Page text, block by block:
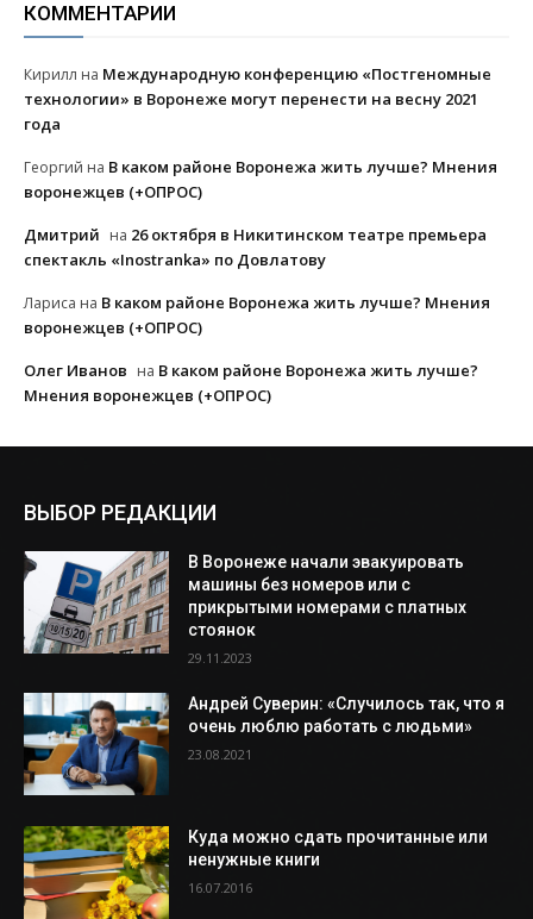
КОММЕНТАРИИ
Кирилл на Международную конференцию «Постгеномные
технологии» в Воронеже могут перенести на весну 2021
года
Георгий на В каком районе Воронежа жить лучше? Мнения
воронежцев (+ОПРОС)
Дмитрий на 26 октября в Никитинском театре премьера
спектакль «Inostranka» по Довлатову
Лариса на В каком районе Воронежа жить лучше? Мнения
воронежцев (+ОПРОС)
Олег Иванов на В каком районе Воронежа жить лучше?
Мнения воронежцев (+ОПРОС)
ВЫБОР РЕДАКЦИИ
В Воронеже начали эвакуировать
машины без номеров или с
прикрытыми номерами с платных
стоянок
29.11.2023
Андрей Суверин: «Случилось так, что я
очень люблю работать с людьми»
23.08.2021
Куда можно сдать прочитанные или
ненужные книги
16.07.2016